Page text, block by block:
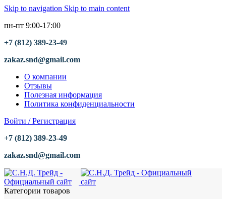
Skip to navigation Skip to main content
пн-пт 9:00-17:00
+7 (812) 389-23-49
zakaz.snd@gmail.com
О компании
Отзывы
Полезная информация
Политика конфиденциальности
Войти / Регистрация
+7 (812) 389-23-49
zakaz.snd@gmail.com
Категории товаров